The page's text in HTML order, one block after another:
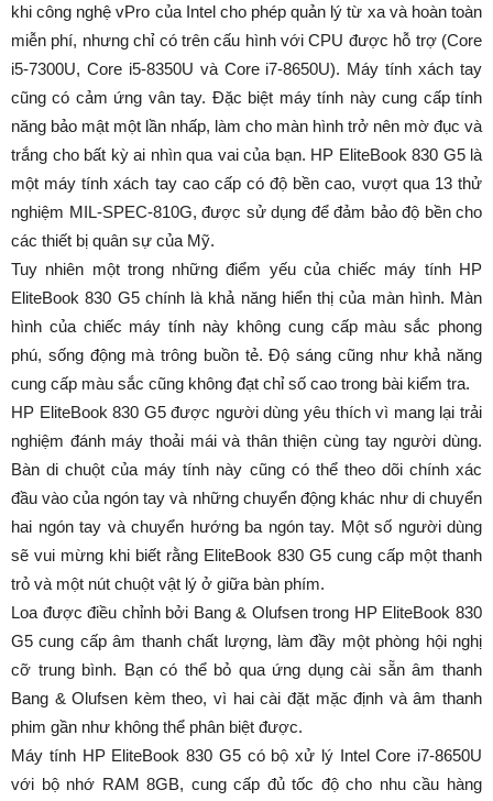
khi công nghệ vPro của Intel cho phép quản lý từ xa và hoàn toàn
miễn phí, nhưng chỉ có trên cấu hình với CPU được hỗ trợ (Core
i5-7300U, Core i5-8350U và Core i7-8650U). Máy tính xách tay
cũng có cảm ứng vân tay. Đặc biệt máy tính này cung cấp tính
năng bảo mật một lần nhấp, làm cho màn hình trở nên mờ đục và
trắng cho bất kỳ ai nhìn qua vai của bạn. HP EliteBook 830 G5 là
một máy tính xách tay cao cấp có độ bền cao, vượt qua 13 thử
nghiệm MIL-SPEC-810G, được sử dụng để đảm bảo độ bền cho
các thiết bị quân sự của Mỹ.
Tuy nhiên một trong những điểm yếu của chiếc máy tính HP
EliteBook 830 G5 chính là khả năng hiển thị của màn hình. Màn
hình của chiếc máy tính này không cung cấp màu sắc phong
phú, sống động mà trông buồn tẻ. Độ sáng cũng như khả năng
cung cấp màu sắc cũng không đạt chỉ số cao trong bài kiểm tra.
HP EliteBook 830 G5 được người dùng yêu thích vì mang lại trải
nghiệm đánh máy thoải mái và thân thiện cùng tay người dùng.
Bàn di chuột của máy tính này cũng có thể theo dõi chính xác
đầu vào của ngón tay và những chuyển động khác như di chuyển
hai ngón tay và chuyển hướng ba ngón tay. Một số người dùng
sẽ vui mừng khi biết rằng EliteBook 830 G5 cung cấp một thanh
trỏ và một nút chuột vật lý ở giữa bàn phím.
Loa được điều chỉnh bởi Bang & Olufsen trong HP EliteBook 830
G5 cung cấp âm thanh chất lượng, làm đầy một phòng hội nghị
cỡ trung bình. Bạn có thể bỏ qua ứng dụng cài sẵn âm thanh
Bang & Olufsen kèm theo, vì hai cài đặt mặc định và âm thanh
phim gần như không thể phân biệt được.
Máy tính HP EliteBook 830 G5 có bộ xử lý Intel Core i7-8650U
với bộ nhớ RAM 8GB, cung cấp đủ tốc độ cho nhu cầu hàng